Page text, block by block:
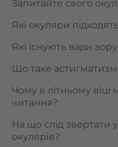
Запитайте свого
Які окуляри
Які існують вади
Що таке
Чому в літньому віці
читання?
На що слід звертати
окулярів?